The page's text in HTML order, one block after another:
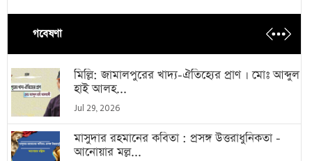
গবেষণা
মিল্লি: জামালপুরের খাদ্য-ঐতিহ্যের প্রাণ । মোঃ আব্দুল
হাই আলহ...
Jul 29, 2026
মাসুদার রহমানের কবিতা : প্রসঙ্গ উত্তরাধুনিকতা -
আনোয়ার মল্ল...